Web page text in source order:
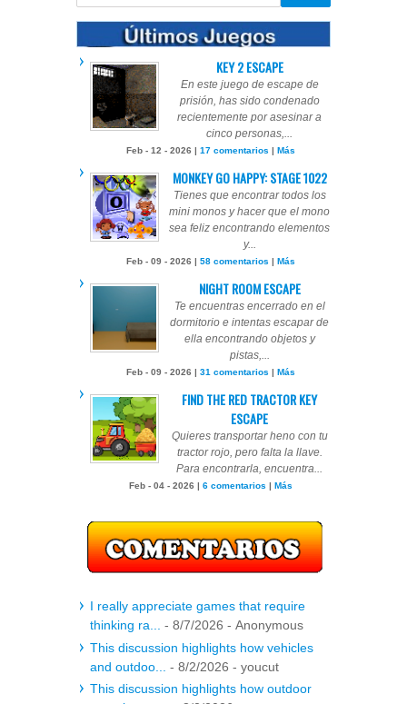
KEY 2 ESCAPE
En este juego de escape de
prisión, has sido condenado
recientemente por asesinar a
cinco personas,...
Feb - 12 - 2026 | 17 comentarios | Más
MONKEY GO HAPPY: STAGE 1022
Tienes que encontrar todos los
mini monos y hacer que el mono
sea feliz encontrando elementos
y...
Feb - 09 - 2026 | 58 comentarios | Más
NIGHT ROOM ESCAPE
Te encuentras encerrado en el
dormitorio e intentas escapar de
ella encontrando objetos y
pistas,...
Feb - 09 - 2026 | 31 comentarios | Más
FIND THE RED TRACTOR KEY
ESCAPE
Quieres transportar heno con tu
tractor rojo, pero falta la llave.
Para encontrarla, encuentra...
Feb - 04 - 2026 | 6 comentarios | Más
I really appreciate games that require
thinking ra... - 8/7/2026 - Anonymous
This discussion highlights how vehicles
and outdoo...
- 8/2/2026 - youcut
This discussion highlights how outdoor